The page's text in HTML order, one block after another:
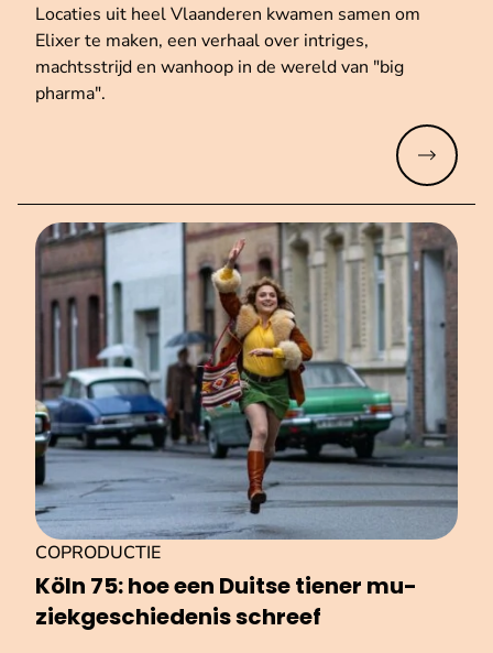
Locaties uit heel Vlaanderen kwamen samen om
Elixer te maken, een verhaal over intriges,
machtsstrijd en wanhoop in de wereld van "big
pharma".
Meer
Köln 75: hoe een Duitse tiener mu­
ziek­ge­schie­de­nis schreef
COPRODUCTIE